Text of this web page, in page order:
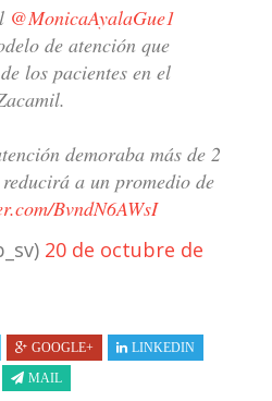
@MonicaAyalaGue1
de atención que
los pacientes en el
demoraba más de 2
a un promedio de
BvndN6AWsI
20 de octubre de
GOOGLE+
LINKEDIN
MAIL